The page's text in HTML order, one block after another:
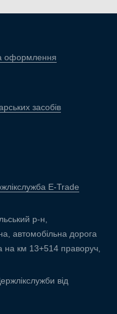
оформлення
засобів
E-Trade
р-н,
автомобільна дорога
на км 13+514 праворуч,
від